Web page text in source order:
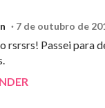
7 de outubro de
rsrsrs! Passei para